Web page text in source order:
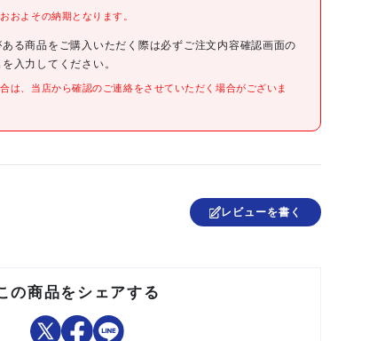
径(mm):4
由長(mm):10
ね定数(N/mm):42.9
供不可:chemSHERPA、SDS、ミルシート
およその納期となります。
ある商品をご購入いただく際は必ずご注文内容確認画面の
入力してください。
は、当店から確認のご連絡をさせていただく場合がございま
レビューを書く
の商品をシェアする